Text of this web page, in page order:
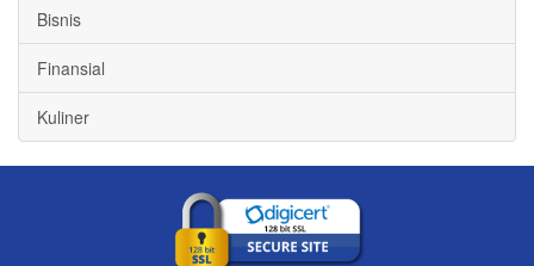
Bisnis
Finansial
Kuliner